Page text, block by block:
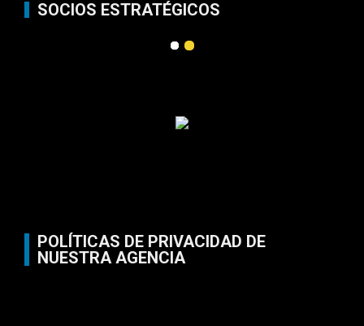
SOCIOS ESTRATÉGICOS
POLÍTICAS DE PRIVACIDAD DE
NUESTRA AGENCIA